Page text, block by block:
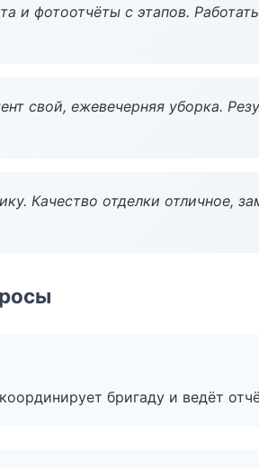
и фотоотчёты с этапов.
свой, ежевечерняя уборка.
Качество отделки отличное,
бригаду и ведёт